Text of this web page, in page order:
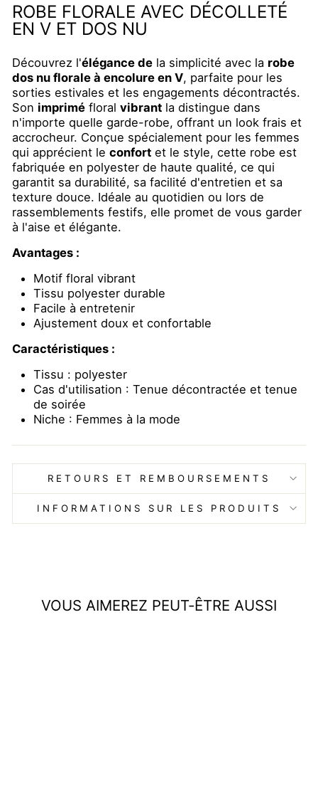
ROBE FLORALE AVEC DÉCOLLETÉ
EN V ET DOS NU
Découvrez l'élégance de la simplicité avec la robe
dos nu florale à encolure en V, parfaite pour les
sorties estivales et les engagements décontractés.
Son imprimé floral vibrant la distingue dans
n'importe quelle garde-robe, offrant un look frais et
accrocheur. Conçue spécialement pour les femmes
qui apprécient le confort et le style, cette robe est
fabriquée en polyester de haute qualité, ce qui
garantit sa durabilité, sa facilité d'entretien et sa
texture douce. Idéale au quotidien ou lors de
rassemblements festifs, elle promet de vous garder
à l'aise et élégante.
Avantages :
Motif floral vibrant
Tissu polyester durable
Facile à entretenir
Ajustement doux et confortable
Caractéristiques :
Tissu : polyester
Cas d'utilisation : Tenue décontractée et tenue
de soirée
Niche : Femmes à la mode
RETOURS ET REMBOURSEMENTS
INFORMATIONS SUR LES PRODUITS
VOUS AIMEREZ PEUT-ÊTRE AUSSI